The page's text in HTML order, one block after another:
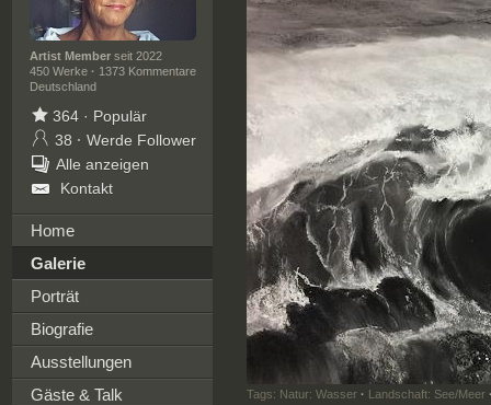
Neue Werke – Auswahl
Alle neuen Werke
Artist Memberseit 2022
450 Werke · 1373 Kommentare
Deutschland
364· Populär
38 · Werde Follower
Alle anzeigen
Kontakt
Home
Galerie
Porträt
Biografie
Ausstellungen
Gäste & Talk
Tags: Natur: Wasser · Landschaft: See/Meer